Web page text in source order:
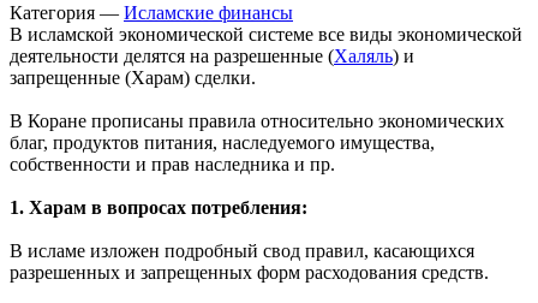
Категория — Исламские финансы
В исламской экономической системе все виды экономической
деятельности делятся на разрешенные (Халяль) и
запрещенные (Харам) сделки.
В Коране прописаны правила относительно экономических
благ, продуктов питания, наследуемого имущества,
собственности и прав наследника и пр.
1. Харам в вопросах потребления:
В исламе изложен подробный свод правил, касающихся
разрешенных и запрещенных форм расходования средств.